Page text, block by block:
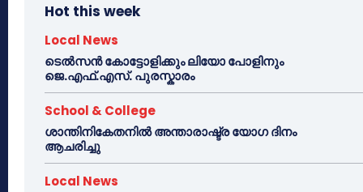
Hot this week
Local News
ടെൽസൻ കോട്ടോളിക്കും ലിയോ പോളിനും
ജെ.എഫ്.എസ്. പുരസ്കാരം
School & College
ശാന്തിനികേതനിൽ അന്താരാഷ്ട്ര യോഗ ദിനം
ആചരിച്ചു
Local News